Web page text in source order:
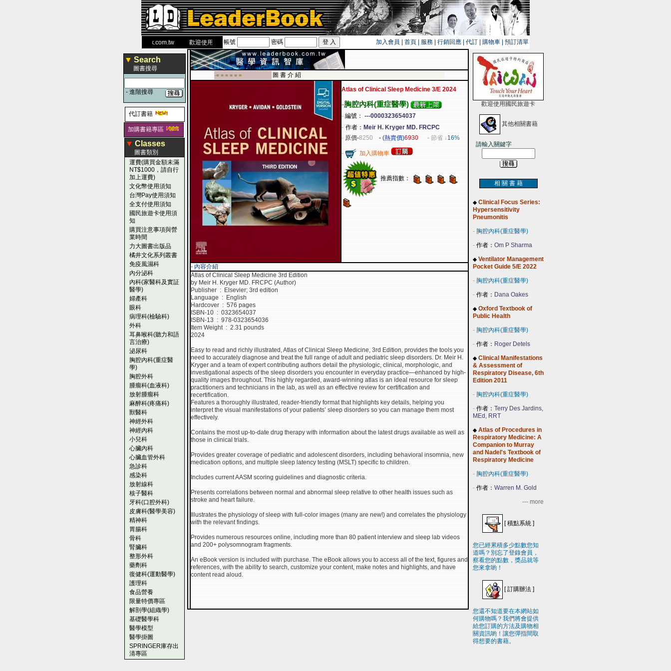
www.leaderbook.com.tw歡迎使用 國民旅遊卡！！
帳號 密碼 加入會員 首頁 服務 行銷回應 代訂 購物車 預訂清單
▼ Search
圖書搜尋
- 進階搜尋
代訂書籍
加購書籍專區
▼ Classes
圖書類別
運費(購買金額未滿
NT$1000，請自行
加上運費)
文化幣使用須知
台灣Pay使用須知
全支付使用須知
國民旅遊卡使用須
知
購買注意事項與營
業時間
力大圖書出版品
橘井文化系列叢書
免疫風濕科
內分泌科
內科(家醫科及實証
醫學)
婦產科
眼科
病理科(檢驗科)
外科
耳鼻喉科(聽力和語
言治療)
泌尿科
胸腔內科(重症醫
學)
胸腔外科
腫瘤科(血液科)
放射腫瘤科
麻醉科(疼痛科)
獸醫科
神經外科
神經內科
小兒科
心臟內科
心臟血管外科
急診科
感染科
放射線科
核子醫科
牙科(口腔外科)
皮膚科(醫學美容)
精神科
胃腸科
骨科
腎臟科
整形外科
藥劑科
復健科(運動醫學)
護理科
食品營養
限量特價專區
解剖學(組織學)
基礎醫學科
醫學模型
醫學掛圖
SPRINGER庫存出
清專區
-■ ■ ■ ■ ■ ■ 圖 書 介 紹
Atlas of Clinical Sleep Medicine 3/E 2024
-胸腔內科(重症醫學)
- 編號： ---0000323654037
- 作者： Meir H. Kryger MD. FRCPC
- 原價-8250 - (熱賣價)6930 - 節省 ↓16%
- 加入購物車
推薦指數：
- 內容介紹
Atlas of Clinical Sleep Medicine 3rd Edition
by Meir H. Kryger MD. FRCPC (Author)
Publisher ‏ : ‎ Elsevier; 3rd edition
Language ‏ : ‎ English
Hardcover ‏ : ‎ 576 pages
ISBN-10 ‏ : ‎ 0323654037
ISBN-13 ‏ : ‎ 978-0323654036
Item Weight ‏ : ‎ 2.31 pounds
2024
Easy to read and richly illustrated, Atlas of Clinical Sleep Medicine, 3rd Edition, provides the tools you
need to accurately diagnose and treat the full range of adult and pediatric sleep disorders. Dr. Meir H.
Kryger and a team of expert contributing authors detail the physiologic, clinical, morphologic, and
investigational aspects of the sleep disorders you encounter in everyday practice―enhanced by high-
quality images throughout. This highly regarded, award-winning atlas is an ideal resource for sleep
practitioners and technicians in the lab, as well as an effective review for certification and
recertification.
Features a thoroughly illustrated, reader-friendly format that highlights key details, helping you
interpret the visual manifestations of your patients’ sleep disorders so you can manage them most
effectively.
Contains the most up-to-date drug therapy with information about the latest drugs available as well as
those in clinical trials.
Provides greater coverage of pediatric and adolescent disorders, including behavioral insomnia, new
medication options, and multiple sleep latency testing (MSLT) specific to children.
Includes current AASM scoring guidelines and diagnostic criteria.
Presents correlations between normal and abnormal sleep relative to other health issues such as
stroke and heart failure.
Illustrates the physiology of sleep with full-color images (many are new!) and correlates the physiology
with the relevant findings.
Provides numerous resources online, including more than 80 patient interview and sleep lab videos
and 200+ polysomnogram fragments.
An eBook version is included with purchase. The eBook allows you to access all of the text, figures and
references, with the ability to search, customize your content, make notes and highlights, and have
content read aloud.
歡迎使用國民旅遊卡
其他相關書藉
請輸入關鍵字
相 關 書 藉
◆ Clinical Focus Series:
Hypersensitivity
Pneumonitis
- 胸腔內科(重症醫學)
- 作者： Om P Sharma
◆ Ventilator Management
Pocket Guide 5/E 2022
- 胸腔內科(重症醫學)
- 作者： Dana Oakes
◆ Oxford Textbook of
Public Health
- 胸腔內科(重症醫學)
- 作者： Roger Detels
◆ Clinical Manifestations
& Assessment of
Respiratory Disease, 6th
Edition 2011
- 胸腔內科(重症醫學)
- 作者： Terry Des Jardins,
MEd, RRT
◆ Atlas of Procedures in
Respiratory Medicine: A
Companion to Murray
and Nadel's Textbook of
Respiratory Medicine
- 胸腔內科(重症醫學)
- 作者： Warren M. Gold
--- more
[積點系統 ]
您已經累積多少點數您知
道嗎？別忘了登錄會員，
察看您的點數，獎品就等
您來拿喲！
[訂購辦法 ]
您還不知道要在本網站如
何購物嗎？我們將會提供
給您訂購的方法及購物相
關資訊喲！讓您彈指間取
得想要的書藉。